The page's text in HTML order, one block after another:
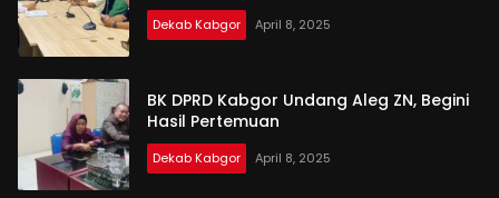
Dekab Kabgor April 8, 2025
BK DPRD Kabgor Undang Aleg ZN, Begini
Hasil Pertemuan
Dekab Kabgor April 8, 2025